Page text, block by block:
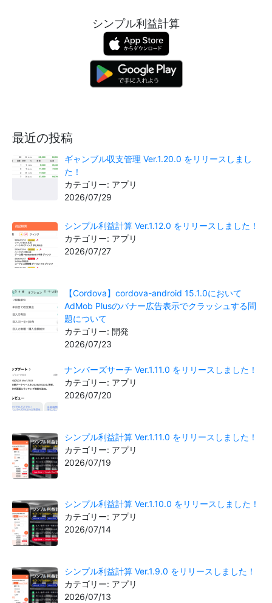
シンプル利益計算
最近の投稿
ギャンブル収支管理 Ver.1.20.0 をリリースしまし
た！
カテゴリー: アプリ
2026/07/29
シンプル利益計算 Ver.1.12.0 をリリースしました！
カテゴリー: アプリ
2026/07/27
【Cordova】cordova-android 15.1.0において
AdMob Plusのバナー広告表示でクラッシュする問
題について
カテゴリー: 開発
2026/07/23
ナンバーズサーチ Ver.1.11.0 をリリースしました！
カテゴリー: アプリ
2026/07/20
シンプル利益計算 Ver.1.11.0 をリリースしました！
カテゴリー: アプリ
2026/07/19
シンプル利益計算 Ver.1.10.0 をリリースしました！
カテゴリー: アプリ
2026/07/14
シンプル利益計算 Ver.1.9.0 をリリースしました！
カテゴリー: アプリ
2026/07/13